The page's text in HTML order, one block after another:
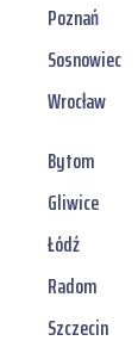
Poznań
Sosnowiec
Wrocław
Bytom
Gliwice
Łódź
Radom
Szczecin